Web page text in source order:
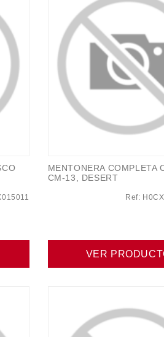
MENTONERA COMPLETA
CM-13, DESERT
Ref:
VER